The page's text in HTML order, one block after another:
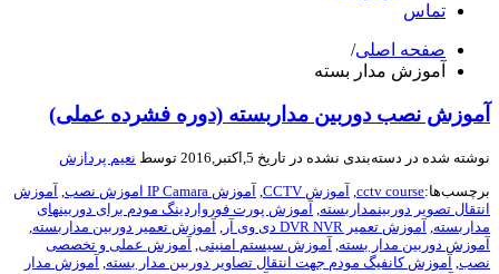
تماس
صفحه اصلی/
آموزش مدار بسته
نصب دوربین مداربسته (دوره فشرده عملی)
شده در دسته‌بندی نشدهدر تاریخ 5,اکتبر,2016 توسط
نعیم پردازش
cctv course
,آموزش CCTV ,آموزش IP Camara اموزش نصب ,آموزش
تصویر دوربینمداربسته,آموزش پورت فورواردینگ مودم برای دوربینهای
,آموزش تعمیر DVR NVR دی وی آر , آموزش تعمیر دوربین مداربسته,
دوربین مدار بسته,آموزش سیستم امنیتی,آموزش عملی و تخصصی
,آموزش کانفیگ مودم جهت انتقال تصاویر دوربین مدار بسته,آموزش مدار